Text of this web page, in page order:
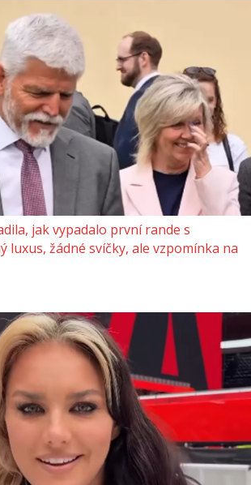
jak vypadalo první rande s
luxus, žádné svíčky, ale vzpomínka na